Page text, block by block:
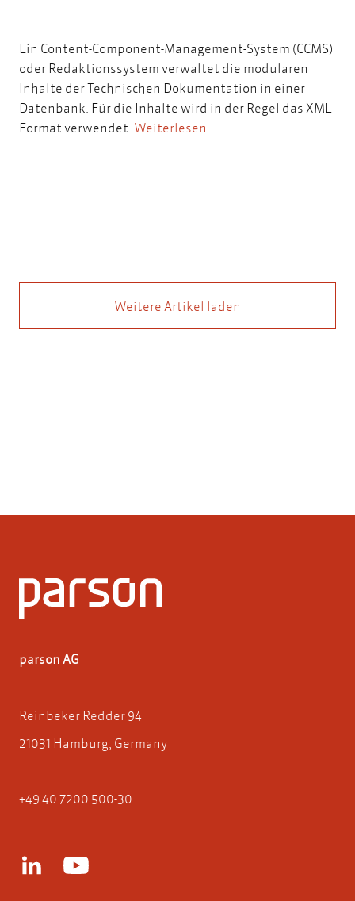
Ein Content-Component-Management-System (CCMS)
oder Redaktionssystem verwaltet die modularen
Inhalte der Technischen Dokumentation in einer
Datenbank. Für die Inhalte wird in der Regel das XML-
Format verwendet. Weiterlesen
Weitere Artikel laden
parson AG
Reinbeker Redder 94
21031 Hamburg, Germany
+49 40 7200 500-30